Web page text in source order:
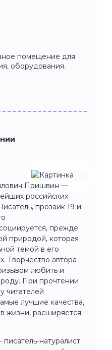
помещение для
оборудования.
Пришвин —
российских
прозаик 19 и
прежде
природой, которая
темой в его
Творчество автора
любить и
При прочтении
читателей
лучшие качества,
жизни, расширяется
натуралист.